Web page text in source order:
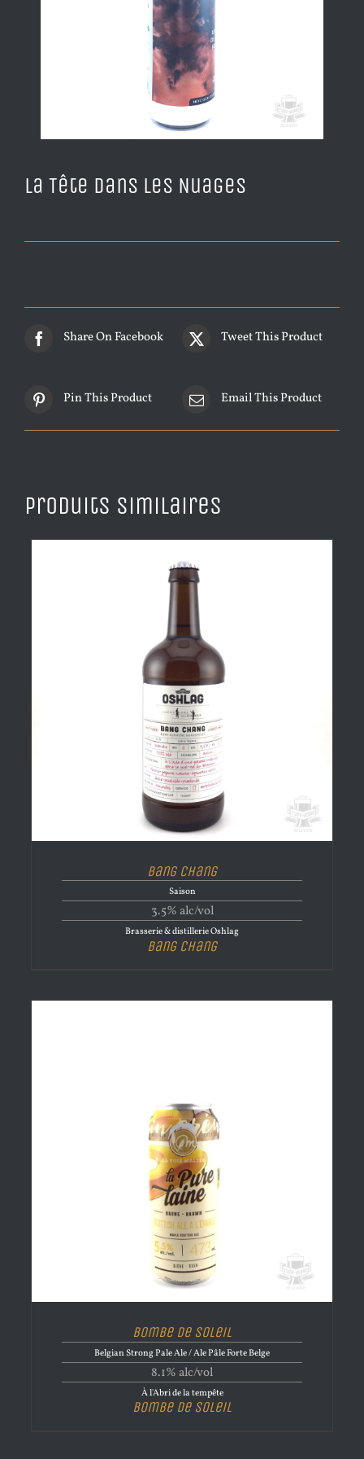
La Tête dans les Nuages
Share On Facebook Tweet This Product
Pin This Product Email This Product
Produits similaires
Bang Chang
Saison
3.5% alc/vol
Brasserie & distillerie Oshlag
Bang Chang
Bombe de Soleil
Belgian Strong Pale Ale / Ale Pâle Forte Belge
8.1% alc/vol
À l'Abri de la tempête
Bombe de Soleil